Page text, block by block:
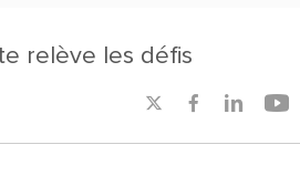
relève les défis
   